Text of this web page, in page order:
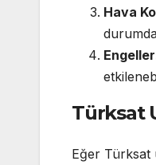
Hava
Türksat
Eğer Türksat